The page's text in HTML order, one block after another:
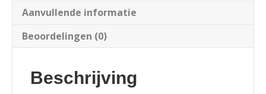
Aanvullende informatie
Beoordelingen (0)
Beschrijving